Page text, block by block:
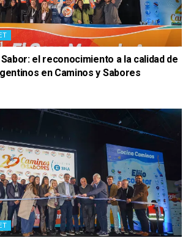
el reconocimiento a la calidad de
en Caminos y Sabores